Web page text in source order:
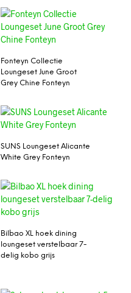
Fonteyn Collectie
Loungeset June Groot
Grey Chine Fonteyn
SUNS Loungeset Alicante
White Grey Fonteyn
Bilbao XL hoek dining
loungeset verstelbaar 7-
delig kobo grijs